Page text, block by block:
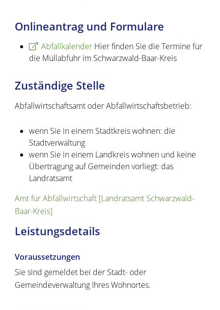
Onlineantrag und Formulare
Abfallkalender Hier finden Sie die Termine für
die Müllabfuhr im Schwarzwald-Baar-Kreis
Zuständige Stelle
Abfallwirtschaftsamt oder Abfallwirtschaftsbetrieb:
wenn Sie in einem Stadtkreis wohnen: die
Stadtverwaltung
wenn Sie in einem Landkreis wohnen und keine
Übertragung auf Gemeinden vorliegt: das
Landratsamt
Amt für Abfallwirtschaft [Landratsamt Schwarzwald-
Baar-Kreis]
Leistungsdetails
Voraussetzungen
Sie sind gemeldet bei der Stadt- oder
Gemeindeverwaltung Ihres Wohnortes.